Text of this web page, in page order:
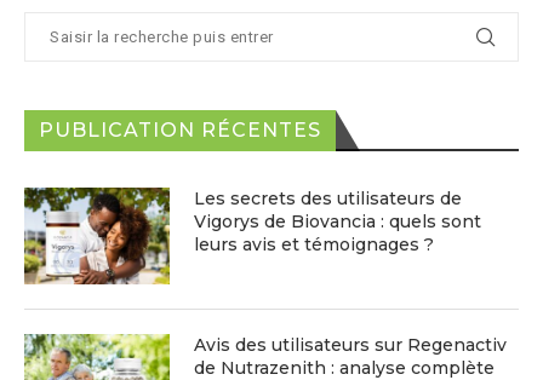
PUBLICATION RÉCENTES
Les secrets des utilisateurs de
Vigorys de Biovancia : quels sont
leurs avis et témoignages ?
Avis des utilisateurs sur Regenactiv
de Nutrazenith : analyse complète